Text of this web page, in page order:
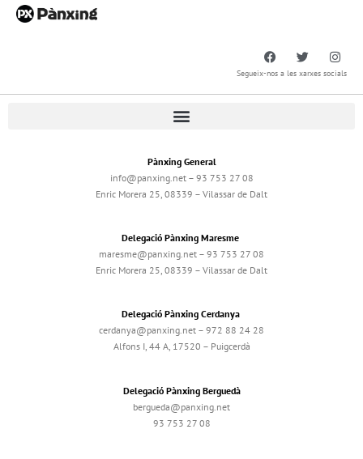
Segueix-nos a les xarxes socials
Pànxing General
info@panxing.net – 93 753 27 08
Enric Morera 25, 08339 – Vilassar de Dalt
Delegació Pànxing Maresme
maresme@panxing.net – 93 753 27 08
Enric Morera 25, 08339 – Vilassar de Dalt
Delegació Pànxing Cerdanya
cerdanya@panxing.net – 972 88 24 28
Alfons I, 44 A, 17520 – Puigcerdà
Delegació Pànxing Berguedà
bergueda@panxing.net
93 753 27 08